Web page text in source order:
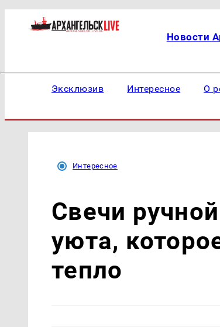
Новости
Эксклюзив Интересное О
Интересное
Свечи
уюта,
тепло